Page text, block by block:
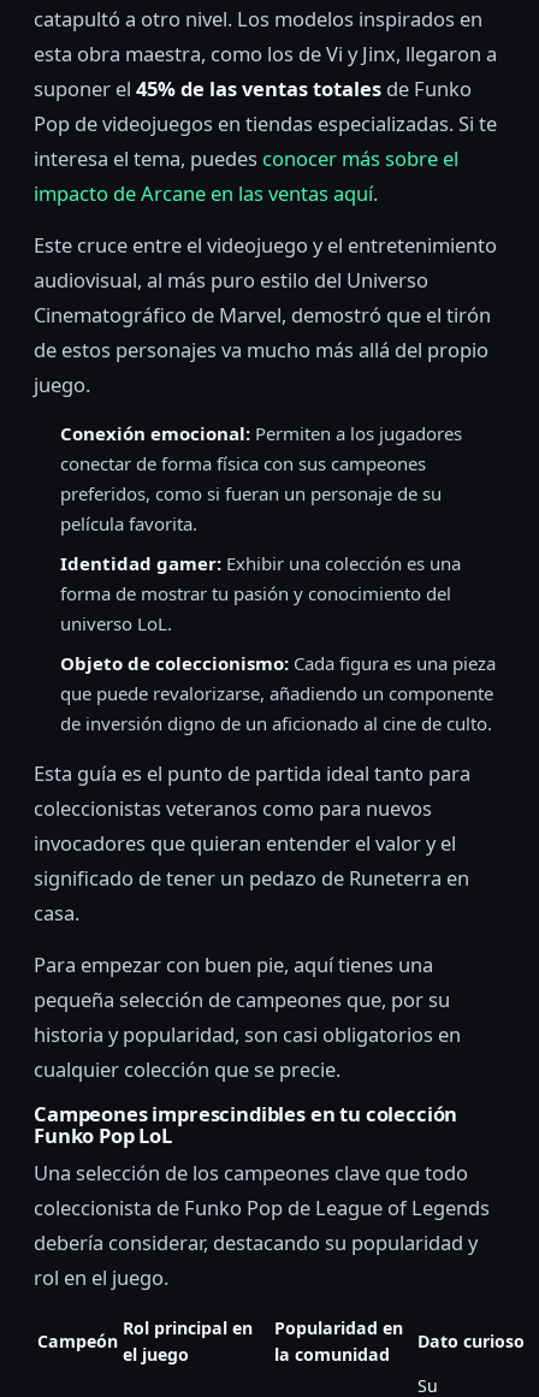
catapultó a otro nivel. Los modelos inspirados en
esta obra maestra, como los de Vi y Jinx, llegaron a
suponer el 45% de las ventas totales de Funko
Pop de videojuegos en tiendas especializadas. Si te
interesa el tema, puedes conocer más sobre el
impacto de Arcane en las ventas aquí.
Este cruce entre el videojuego y el entretenimiento
audiovisual, al más puro estilo del Universo
Cinematográfico de Marvel, demostró que el tirón
de estos personajes va mucho más allá del propio
juego.
Conexión emocional: Permiten a los jugadores
conectar de forma física con sus campeones
preferidos, como si fueran un personaje de su
película favorita.
Identidad gamer: Exhibir una colección es una
forma de mostrar tu pasión y conocimiento del
universo LoL.
Objeto de coleccionismo: Cada figura es una pieza
que puede revalorizarse, añadiendo un componente
de inversión digno de un aficionado al cine de culto.
Esta guía es el punto de partida ideal tanto para
coleccionistas veteranos como para nuevos
invocadores que quieran entender el valor y el
significado de tener un pedazo de Runeterra en
casa.
Para empezar con buen pie, aquí tienes una
pequeña selección de campeones que, por su
historia y popularidad, son casi obligatorios en
cualquier colección que se precie.
Campeones imprescindibles en tu colección
Funko Pop LoL
Una selección de los campeones clave que todo
coleccionista de Funko Pop de League of Legends
debería considerar, destacando su popularidad y
rol en el juego.
Campeón
Rol principal en
el juego
Popularidad en
la comunidad
Dato curioso
Su